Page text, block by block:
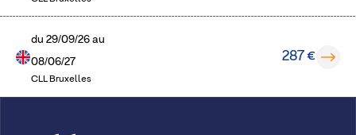
du29/09/26 au
08/06/27
CLL Bruxelles
287 €